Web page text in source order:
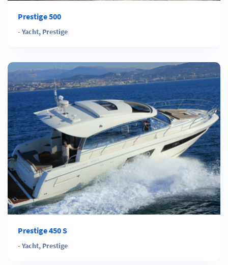
Prestige 500
- Yacht, Prestige
Prestige 450 S
- Yacht, Prestige